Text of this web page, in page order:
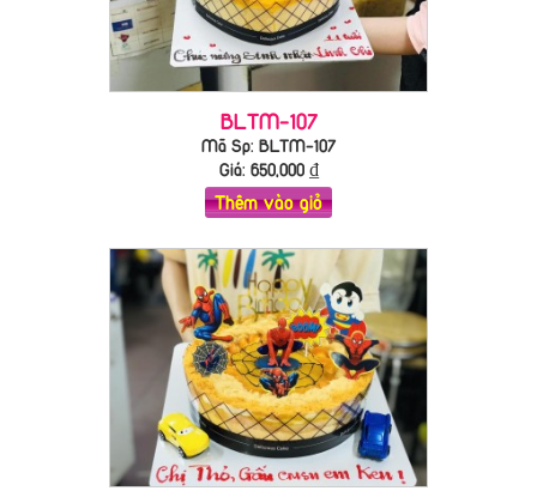
BLTM-107
Mã Sp: BLTM-107
Giá: 650,000₫
Thêm vào giỏ